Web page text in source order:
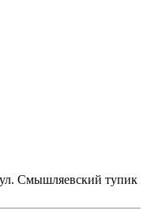
Смышляевский тупик